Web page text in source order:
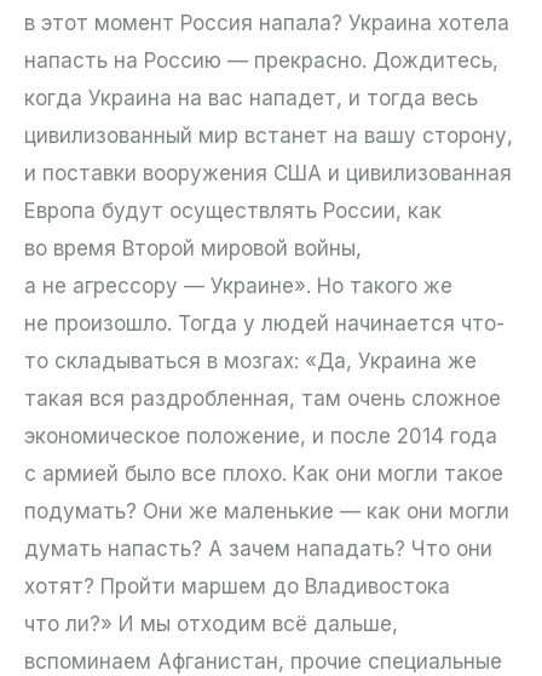
в этот момент Россия напала? Украина хотела
напасть на Россию — прекрасно. Дождитесь,
когда Украина на вас нападет, и тогда весь
цивилизованный мир встанет на вашу сторону,
и поставки вооружения США и цивилизованная
Европа будут осуществлять России, как
во время Второй мировой войны,
а не агрессору — Украине». Но такого же
не произошло. Тогда у людей начинается что-
то складываться в мозгах: «Да, Украина же
такая вся раздробленная, там очень сложное
экономическое положение, и после 2014 года
с армией было все плохо. Как они могли такое
подумать? Они же маленькие — как они могли
думать напасть? А зачем нападать? Что они
хотят? Пройти маршем до Владивостока
что ли?» И мы отходим всё дальше,
вспоминаем Афганистан, прочие специальные